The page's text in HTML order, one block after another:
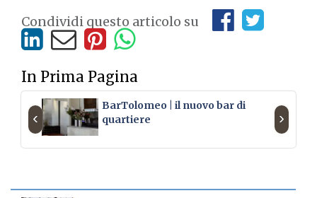
Condividi questo articolo su
In Prima Pagina
BarTolomeo | il nuovo bar di
quartiere
‹ ›